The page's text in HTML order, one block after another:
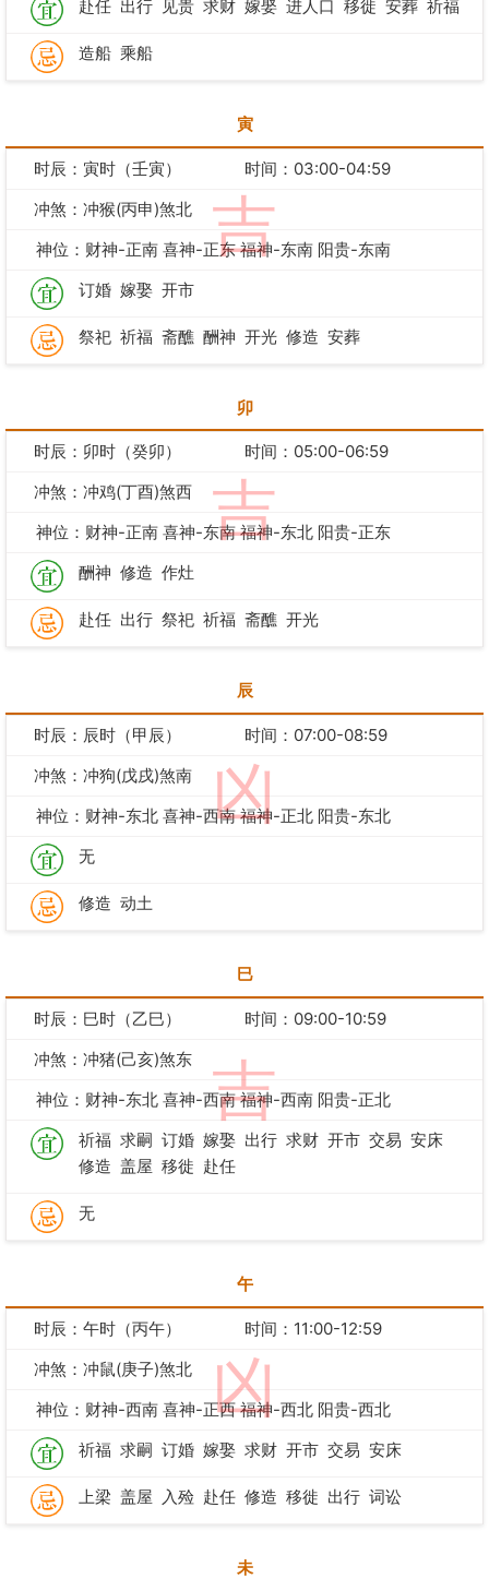
赴任 出行 见贵 求财 嫁娶 进人口 移徙 安葬 祈福
造船 乘船
寅
吉
时辰：寅时（壬寅）
时间：03:00-04:59
冲煞：冲猴(丙申)煞北
神位：财神-正南 喜神-正东 福神-东南 阳贵-东南
订婚 嫁娶 开市
祭祀 祈福 斋醮 酬神 开光 修造 安葬
卯
吉
时辰：卯时（癸卯）
时间：05:00-06:59
冲煞：冲鸡(丁酉)煞西
神位：财神-正南 喜神-东南 福神-东北 阳贵-正东
酬神 修造 作灶
赴任 出行 祭祀 祈福 斋醮 开光
辰
凶
时辰：辰时（甲辰）
时间：07:00-08:59
冲煞：冲狗(戊戌)煞南
神位：财神-东北 喜神-西南 福神-正北 阳贵-东北
无
修造 动土
巳
吉
时辰：巳时（乙巳）
时间：09:00-10:59
冲煞：冲猪(己亥)煞东
神位：财神-东北 喜神-西南 福神-西南 阳贵-正北
祈福 求嗣 订婚 嫁娶 出行 求财 开市 交易 安床
修造 盖屋 移徙 赴任
无
午
凶
时辰：午时（丙午）
时间：11:00-12:59
冲煞：冲鼠(庚子)煞北
神位：财神-西南 喜神-正西 福神-西北 阳贵-西北
祈福 求嗣 订婚 嫁娶 求财 开市 交易 安床
上梁 盖屋 入殓 赴任 修造 移徙 出行 词讼
未